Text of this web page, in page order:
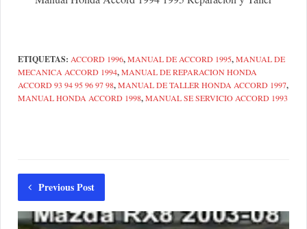
ETIQUETAS: ACCORD 1996,MANUAL DE ACCORD 1995,MANUAL DE
MECANICA ACCORD 1994,MANUAL DE REPARACION HONDA
ACCORD 93 94 95 96 97 98,MANUAL DE TALLER HONDA ACCORD 1997,
MANUAL HONDA ACCORD 1998,MANUAL SE SERVICIO ACCORD 1993
Previous Post